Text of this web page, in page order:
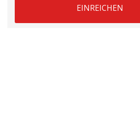
EINREICHEN